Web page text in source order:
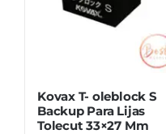
Kovax T- oleblock S
Backup Para Lijas
Tolecut 33×27 Mm